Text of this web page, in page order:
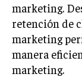
VENTAS
marketing.
retención de
marketing
manera
marketing.